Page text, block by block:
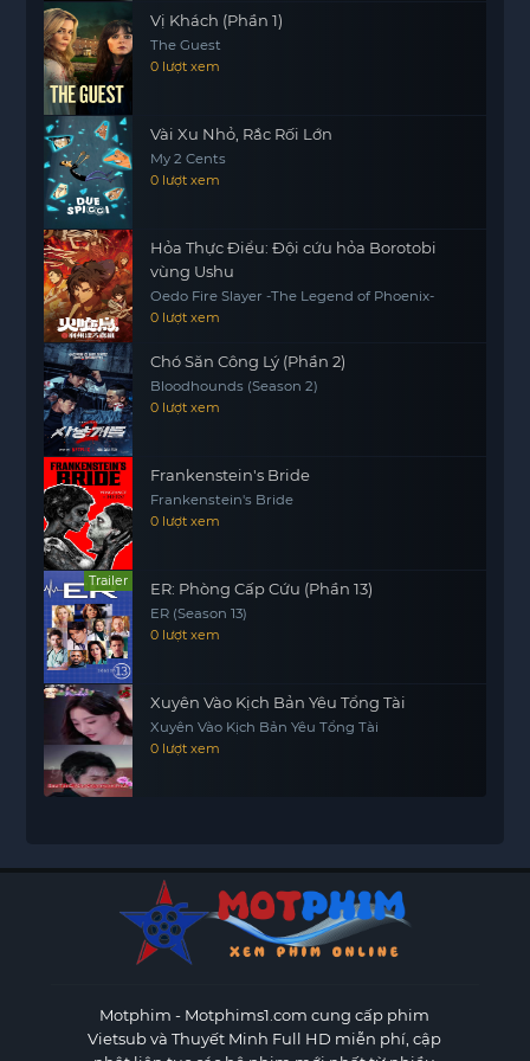
người.
Cùng theo dõi để cảm
nhận những khoảnh khắc căng thẳng và đầy cảm
xúc trong hành trình của các nhân vật trong bộ
phim này.
Vị Khách (Phần 1)
The Guest
0 lượt xem
Vài Xu Nhỏ, Rắc Rối Lớn
My 2 Cents
0 lượt xem
Hỏa Thực Điểu: Đội cứu hỏa Borotobi
vùng Ushu
Oedo Fire Slayer -The Legend of Phoenix-
0 lượt xem
Chó Săn Công Lý (Phần 2)
Bloodhounds (Season 2)
0 lượt xem
Frankenstein's Bride
Frankenstein's Bride
0 lượt xem
Trailer ER: Phòng Cấp Cứu (Phần 13)
ER (Season 13)
0 lượt xem
Xuyên Vào Kịch Bản Yêu Tổng Tài
Xuyên Vào Kịch Bản Yêu Tổng Tài
0 lượt xem
Motphim - Motphims1.com cung cấp phim
Vietsub và Thuyết Minh Full HD miễn phí, cập